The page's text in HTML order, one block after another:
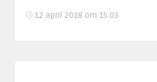
12 april 2018 om 15:03